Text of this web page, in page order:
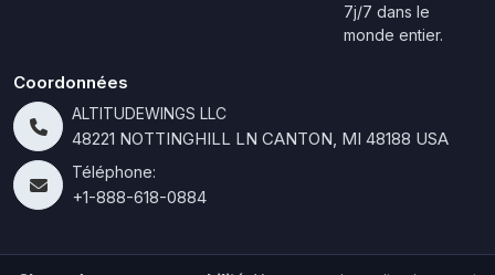
7j/7 dans le
monde entier.
Coordonnées
ALTITUDEWINGS LLC
48221 NOTTINGHILL LN CANTON, MI 48188 USA
Téléphone:
+1-888-618-0884